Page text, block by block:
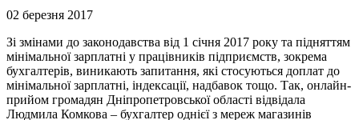
02 березня 2017
Зі змінами до законодавства від 1 січня 2017 року та підняттям
мінімальної зарплатні у працівників підприємств, зокрема
бухгалтерів, виникають запитання, які стосуються доплат до
мінімальної зарплатні, індексації, надбавок тощо. Так, онлайн-
прийом громадян Дніпропетровської області відвідала
Людмила Комкова – бухгалтер однієї з мереж магазинів